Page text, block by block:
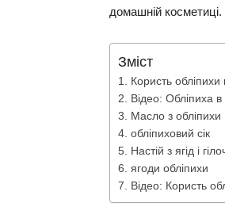
домашній косметиці.
Зміст
Користь обліпихи
Відео: Обліпиха
Масло з обліпихи
обліпиховий сік
Настій з ягід і
ягоди обліпихи
Відео: Користь